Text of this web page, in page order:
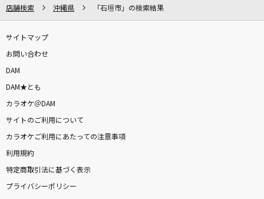
DAMの新曲・ランキングなど
店舗検索 沖縄県 「石垣市」の検索結果
サイトマップ
お問い合わせ
DAM
DAM★とも
カラオケ＠DAM
サイトのご利用について
カラオケご利用にあたっての注意事項
利用規約
特定商取引法に基づく表示
プライバシーポリシー